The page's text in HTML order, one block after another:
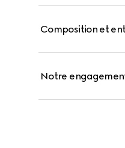
Composition et
Notre